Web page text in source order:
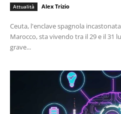
Attualità Alex Trizio
Ceuta, l'enclave spagnola
Marocco, sta vivendo tra il 29 e il 31
grave...